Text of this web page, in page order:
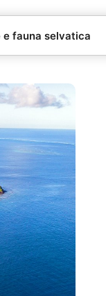
e fauna selvatica